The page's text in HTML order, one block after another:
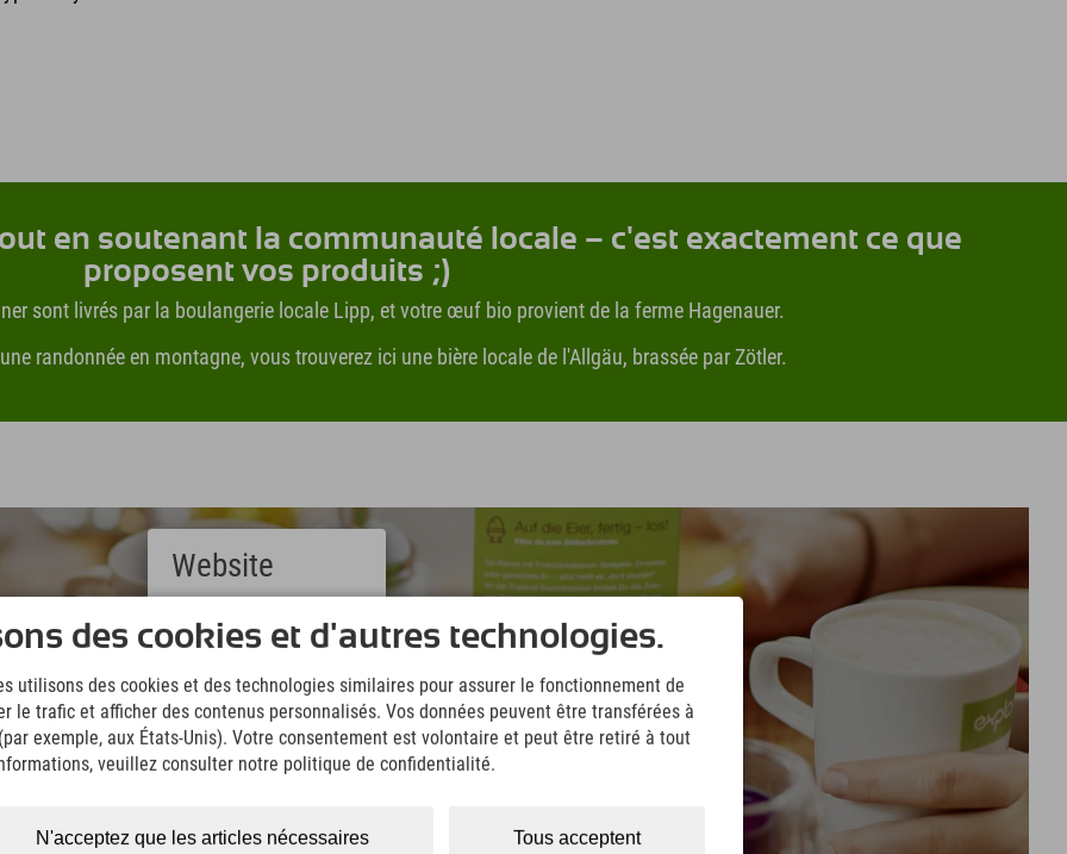
en soutenant la communauté locale – c'est exactement ce que
proposent vos produits ;)
sont livrés par la boulangerie locale Lipp, et votre œuf bio provient de la ferme Hagenauer.
randonnée en montagne, vous trouverez ici une bière locale de l'Allgäu, brassée par Zötler.
des cookies et d'autres technologies.
utilisons des cookies et des technologies similaires pour assurer le fonctionnement de
le trafic et afficher des contenus personnalisés. Vos données peuvent être transférées à
exemple, aux États-Unis). Votre consentement est volontaire et peut être retiré à tout
veuillez consulter notre politique de confidentialité.
Tous acceptent
N'acceptez que les articles nécessaires
Website
Deutsch
(German)
(English)
Italiano
(Italian)
Čeština
(Polish)